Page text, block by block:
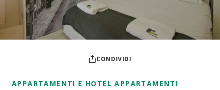
CONDIVIDI
APPARTAMENTI E HOTEL APPARTAMENTI